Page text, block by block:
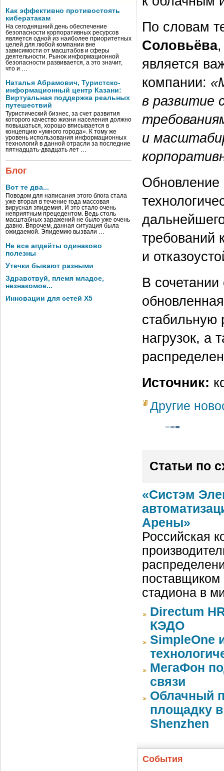
Как эффективно противостоять
кибератакам
На сегодняшний день обеспечение
безопасности корпоративных ресурсов
является одной из наиболее приоритетных
целей для любой компании вне
зависимости от масштабов и сферы
деятельности. Рынок информационной
безопасности развивается, а это значит,
что и …
Наталья Абрамович, Туристско-
информационный центр Казани:
Виртуальная поддержка реальных
путешествий
Туристический бизнес, за счет развития
которого качество жизни населения должно
повышаться, хорошо вписывается в
концепцию «умного города». К тому же
уровень использования информационных
технологий в данной отрасли за последние
пятнадцать-двадцать лет …
Блог
Вот те два...
Поводом для написания этого блога стала
уже вторая в течение года массовая
вирусная эпидемия. И это стало очень
неприятным прецедентом. Ведь столь
масштабных заражений не было уже очень
давно. Впрочем, данная ситуация была
ожидаемой. Эпидемию вызвали …
Не все апдейты одинаково
полезны
Утечки бывают разными
Здравствуй, племя младое,
незнакомое...
Инновации для сетей X5
По словам
Соловьёва,
является
компании:
в развитие
и
Обновление
требований
и
В сочетании
стабильную
нагрузок, а
Источник:
Другие
Статьи по
«Систэм
Арены»
Российская
поставщиком
стадиона в
Directum
КЭДО
SimpleOne
МегаФон
связи
Облачный
площадку в
Shenzhen
События